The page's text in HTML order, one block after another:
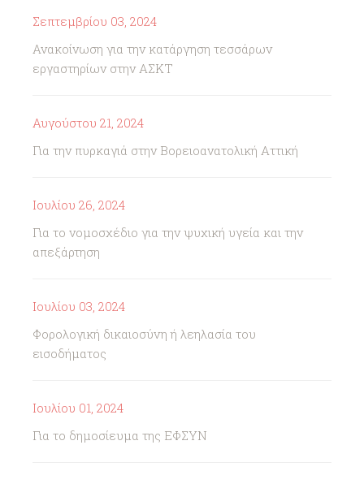
Σεπτεμβρίου 03, 2024
Ανακοίνωση για την κατάργηση τεσσάρων
εργαστηρίων στην ΑΣΚΤ
Αυγούστου 21, 2024
Για την πυρκαγιά στην Βορειοανατολική Αττική
Ιουλίου 26, 2024
Για το νομοσχέδιο για την ψυχική υγεία και την
απεξάρτηση
Ιουλίου 03, 2024
Φορολογική δικαιοσύνη ή λεηλασία του
εισοδήματος
Ιουλίου 01, 2024
Για το δημοσίευμα της ΕΦΣΥΝ